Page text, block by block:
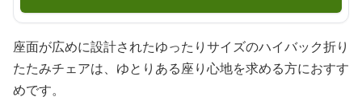
座面が広めに設計されたゆったりサイズのハイバック折り
たたみチェアは、ゆとりある座り心地を求める方におすす
めです。